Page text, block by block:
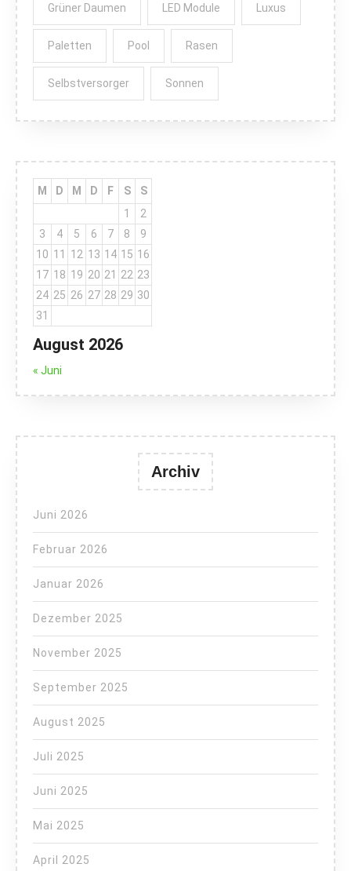
Grüner Daumen LED Module Luxus
Paletten Pool Rasen
Selbstversorger Sonnen
August 2026
M D M D F S
S
1
2
3
4 5 6 7 8
9
10 11 12 13 14 15 16
17 18 19 20 21 22 23
24 25 26 27 28 29 30
31
« Juni
Archiv
Juni 2026
Februar 2026
Januar 2026
Dezember 2025
November 2025
September 2025
August 2025
Juli 2025
Juni 2025
Mai 2025
April 2025